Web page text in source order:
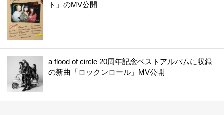
ト」のMV公開
a flood of circle 20周年記念ベストアルバムに収録
の新曲「ロックンロール」MV公開